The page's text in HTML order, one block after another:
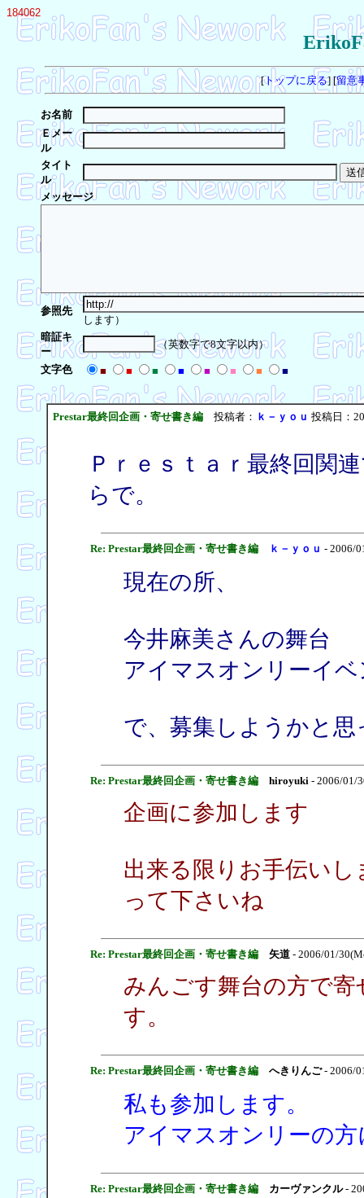
184062
[トップに戻る] [留意
お名前
Ｅメー
ル
タイト
ル
メッセージ
参照先
します）
暗証キ
ー
（英数字で8文字以内）
文字色 ■ ■ ■ ■ ■ ■ ■ ■
Prestar最終回企画・寄せ書き編投稿者： ｋ－ｙｏｕ 投稿日：
Ｐｒｅｓｔａｒ最終回関
らで。
Re: Prestar最終回企画・寄せ書き編 ｋ－ｙｏｕ - 2006/
現在の所、
今井麻美さんの舞台
アイマスオンリーイ
で、募集しようかと
Re: Prestar最終回企画・寄せ書き編 hiroyuki- 2006/01/
企画に参加します
出来る限りお手伝い
って下さいね
Re: Prestar最終回企画・寄せ書き編 矢道- 2006/01/
みんごす舞台の方で
す。
Re: Prestar最終回企画・寄せ書き編 へきりんご- 2006/
私も参加します。
アイマスオンリーの
Re: Prestar最終回企画・寄せ書き編 カーヴァンクル-